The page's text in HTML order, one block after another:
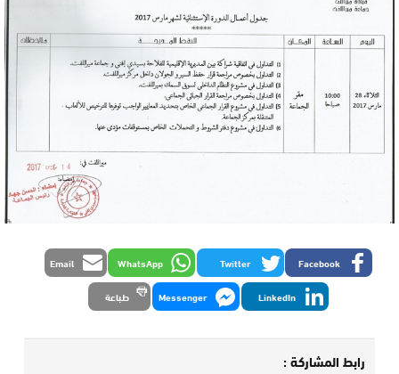
Facebook
Twitter
WhatsApp
Email
LinkedIn
Messenger طباعة
رابط المشاركة :